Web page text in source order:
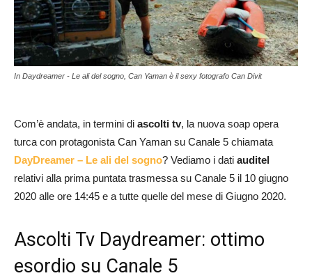
In Daydreamer - Le ali del sogno, Can Yaman è il sexy fotografo Can Divit
Com’è andata, in termini di ascolti tv, la nuova soap opera
turca con protagonista Can Yaman su Canale 5 chiamata
DayDreamer – Le ali del sogno? Vediamo i dati auditel
relativi alla prima puntata trasmessa su Canale 5 il 10 giugno
2020 alle ore 14:45 e a tutte quelle del mese di Giugno 2020.
Ascolti Tv Daydreamer: ottimo
esordio su Canale 5